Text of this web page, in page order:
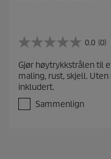
0.0 (0)
0
0
a
v
s
Gjør høytrykkstrålen til
maling, rust, skjell.
inkludert.
Sammenlign